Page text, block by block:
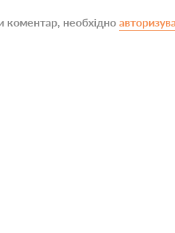
необхідно